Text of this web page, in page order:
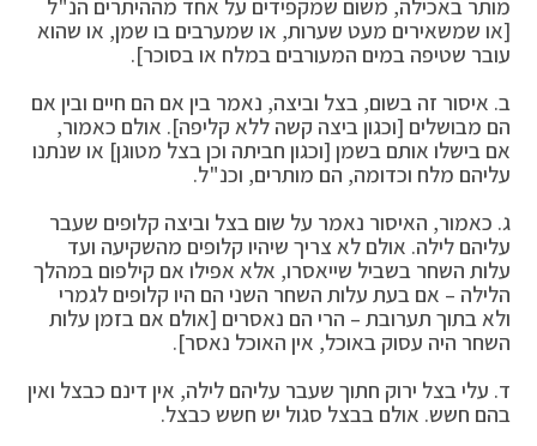
מותר באכילה, משום שמקפידים על אחד מההיתרים הנ"ל
[או שמשאירים מעט שערות, או שמערבים בו שמן, או שהוא
עובר שטיפה במים המעורבים במלח או בסוכר].
ב. איסור זה בשום, בצל וביצה, נאמר בין אם הם חיים ובין אם
הם מבושלים [וכגון ביצה קשה ללא קליפה]. אולם כאמור,
אם בישלו אותם בשמן [וכגון חביתה וכן בצל מטוגן] או שנתנו
עליהם מלח וכדומה, הם מותרים, וכנ"ל.
ג. כאמור, האיסור נאמר על שום בצל וביצה קלופים שעבר
עליהם לילה. אולם לא צריך שיהיו קלופים מהשקיעה ועד
עלות השחר בשביל שייאסרו, אלא אפילו אם קילפום במהלך
הלילה – אם בעת עלות השחר השני הם היו קלופים לגמרי
ולא בתוך תערובת – הרי הם נאסרים [אולם אם בזמן עלות
השחר היה עסוק באוכל, אין האוכל נאסר].
ד. עלי בצל ירוק חתוך שעבר עליהם לילה, אין דינם כבצל ואין
בהם חשש. אולם בבצל סגול יש חשש כבצל.